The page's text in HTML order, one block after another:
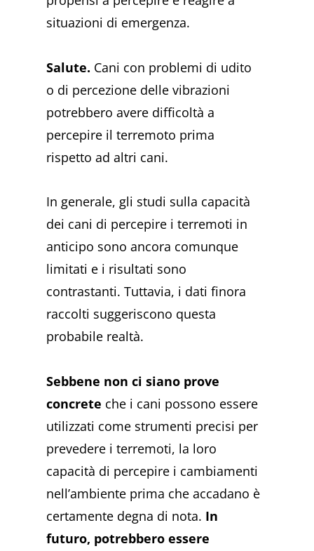
situazioni di emergenza.
Salute. Cani con problemi di udito
o di percezione delle vibrazioni
potrebbero avere difficoltà a
percepire il terremoto prima
rispetto ad altri cani.
In generale, gli studi sulla capacità
dei cani di percepire i terremoti in
anticipo sono ancora comunque
limitati e i risultati sono
contrastanti. Tuttavia, i dati finora
raccolti suggeriscono questa
probabile realtà.
Sebbene non ci siano prove
concrete che i cani possono essere
utilizzati come strumenti precisi per
prevedere i terremoti, la loro
capacità di percepire i cambiamenti
nell’ambiente prima che accadano è
certamente degna di nota. In
futuro, potrebbero essere